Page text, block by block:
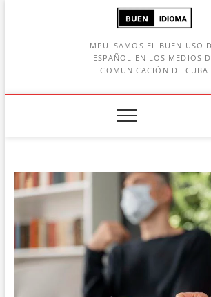
IMPULSAMOS EL BUEN USO
ESPAÑOL EN LOS MEDIOS
COMUNICACIÓN DE CUBA